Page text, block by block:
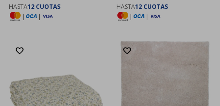
HASTA12 CUOTAS
|
|
HASTA12 CUOTAS
|
|